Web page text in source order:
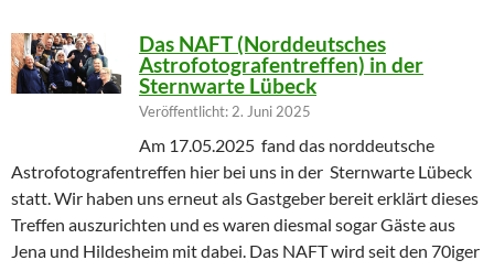
Das NAFT (Norddeutsches
Astrofotografentreffen) in der
Sternwarte Lübeck
Veröffentlicht: 2. Juni 2025
Am 17.05.2025 fand das norddeutsche
Astrofotografentreffen hier bei uns in der Sternwarte Lübeck
statt. Wir haben uns erneut als Gastgeber bereit erklärt dieses
Treffen auszurichten und es waren diesmal sogar Gäste aus
Jena und Hildesheim mit dabei. Das NAFT wird seit den 70iger